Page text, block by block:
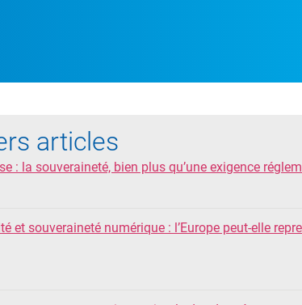
articles
: la souveraineté, bien plus qu’une exigence
et souveraineté numérique : l’Europe peut-elle